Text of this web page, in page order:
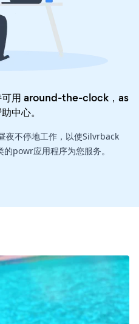
用 around-the-clock，as
中心。
夜不停地工作，以使Silvrback
powr应用程序为您服务。